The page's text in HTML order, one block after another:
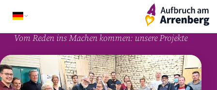
content
ArrenbergApp
Vom Reden ins Machen kommen: unsere Projekte